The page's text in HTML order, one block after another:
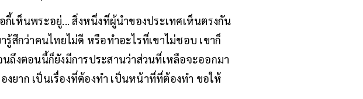
กี้เห็นพระอยู่... สิ่งหนึ่งที่ผู้นำของประเทศเห็นตรงกัน
สึกว่าคนไทยไม่ดี หรือทำอะไรที่เขาไม่ชอบ เขาก็
ถึงตอนนี้ก็ยังมีการประสานว่าส่วนที่เหลือจะออกมา
องยาก เป็นเรื่องที่ต้องทำ เป็นหน้าที่ที่ต้องทำ ขอให้